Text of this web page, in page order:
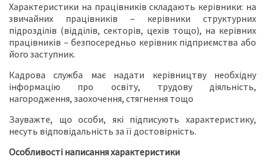
Характеристики на працівників складають керівники: на
звичайних працівників – керівники структурних
підрозділів (відділів, секторів, цехів тощо), на керівних
працівників – безпосередньо керівник підприємства або
його заступник.
Кадрова служба має надати керівництву необхідну
інформацію про освіту, трудову діяльність,
нагородження, заохочення, стягнення тощо
Зауважте, що особи, які підписують характеристику,
несуть відповідальність за її достовірність.
Особливості написання характеристики